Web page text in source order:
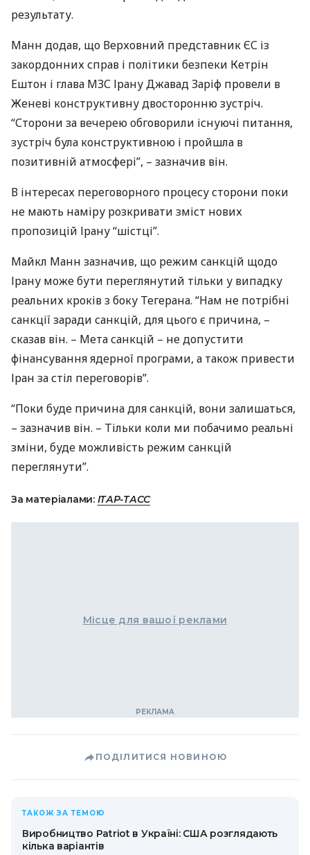
результату.
Манн додав, що Верховний представник ЄС із
закордонних справ і політики безпеки Кетрін
Ештон і глава МЗС Ірану Джавад Заріф провели в
Женеві конструктивну двосторонню зустріч.
“Сторони за вечерею обговорили існуючі питання,
зустріч була конструктивною і пройшла в
позитивній атмосфері”, – зазначив він.
В інтересах переговорного процесу сторони поки
не мають наміру розкривати зміст нових
пропозицій Ірану “шістці”.
Майкл Манн зазначив, що режим санкцій щодо
Ірану може бути переглянутий тільки у випадку
реальних кроків з боку Тегерана. “Нам не потрібні
санкції заради санкцій, для цього є причина, –
сказав він. – Мета санкцій – не допустити
фінансування ядерної програми, а також привести
Іран за стіл переговорів”.
“Поки буде причина для санкцій, вони залишаться,
– зазначив він. – Тільки коли ми побачимо реальні
зміни, буде можливість режим санкцій
переглянути”.
За матеріалами: ІТАР-ТАСС
Місце для вашої реклами
ПОДІЛИТИСЯ НОВИНОЮ
ТАКОЖ ЗА ТЕМОЮ
Виробництво Patriot в Україні: США розглядають
кілька варіантів